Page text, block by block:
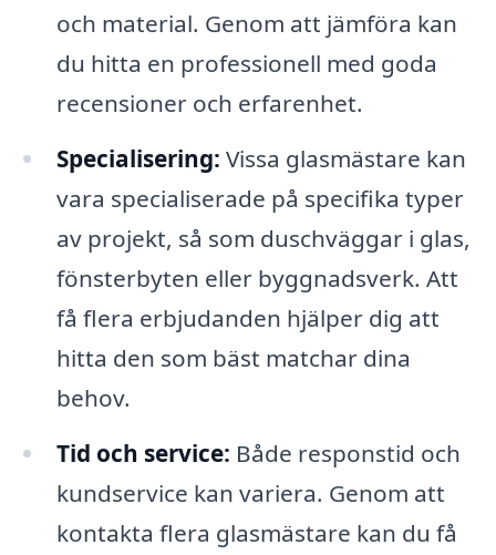
och material. Genom att jämföra kan
du hitta en professionell med goda
recensioner och erfarenhet.
Specialisering: Vissa glasmästare kan
vara specialiserade på specifika typer
av projekt, så som duschväggar i glas,
fönsterbyten eller byggnadsverk. Att
få flera erbjudanden hjälper dig att
hitta den som bäst matchar dina
behov.
Tid och service: Både responstid och
kundservice kan variera. Genom att
kontakta flera glasmästare kan du få